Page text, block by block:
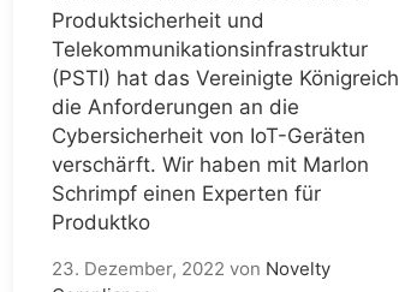
Produktsicherheit und
Telekommunikationsinfrastruktur
(PSTI) hat das Vereinigte Königreich
die Anforderungen an die
Cybersicherheit von IoT-Geräten
verschärft. Wir haben mit Marlon
Schrimpf einen Experten für
Produktko
23. Dezember, 2022 von Novelty